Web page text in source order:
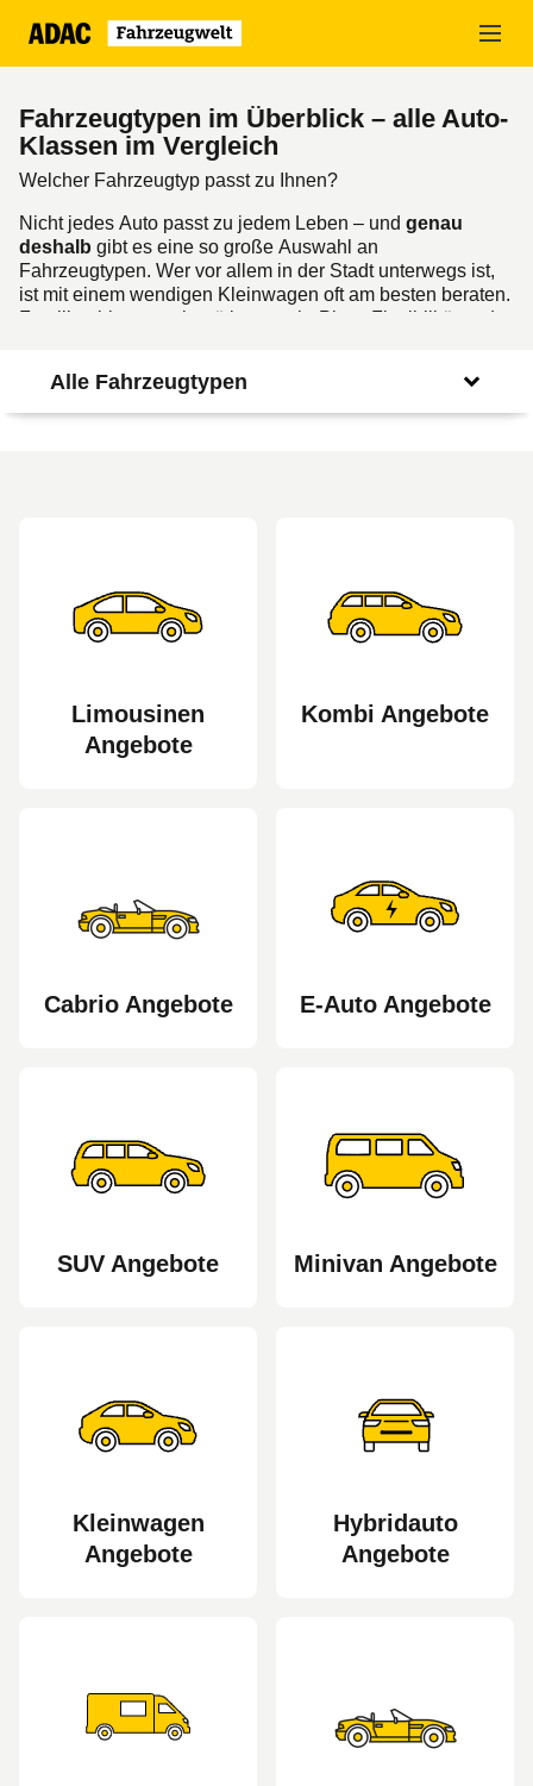
Fahrzeugtypen im Überblick – alle Auto-
Klassen im Vergleich
Welcher Fahrzeugtyp passt zu Ihnen?
Nicht jedes Auto passt zu jedem Leben – und genau
deshalb gibt es eine so große Auswahl an
Fahrzeugtypen. Wer vor allem in der Stadt unterwegs ist,
ist mit einem wendigen Kleinwagen oft am besten beraten.
Familien hingegen benötigen mehr Platz, Flexibilität und
Fahren wichtig sind, bieten Elektro- oder Plug-in-Hybrid-
Modelle attraktive Möglichkeiten.
Alle Fahrzeugtypen
Limousinen
Angebote
Kombi Angebote
Cabrio Angebote E-Auto Angebote
SUV Angebote Minivan Angebote
Kleinwagen
Angebote
Hybridauto
Angebote